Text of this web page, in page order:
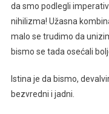
da smo podlegli
nihilizma! Užasna
malo se trudimo da
bismo se tada osećali
Istina je da bismo,
bezvredni i jadni.